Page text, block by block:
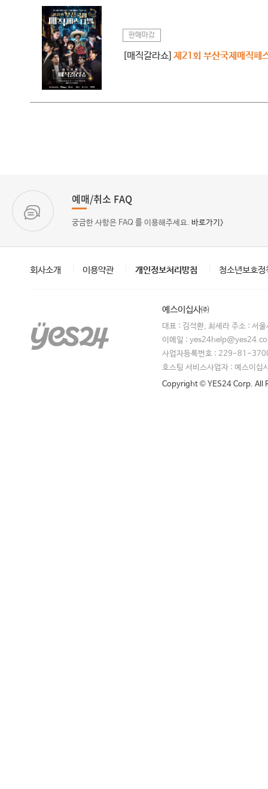
판매마감
[매직갈라쇼] 제21회 부산국제매직페
예매/취소 FAQ
궁금한 사항은 FAQ 를 이용해주세요. 바로가기>
회사소개 이용약관 개인정보처리방침 청소년보호정
예스이십사㈜
대표 : 김석환, 최세라 주소 : 서
이메일 :
사업자등록번호 : 229-81-
호스팅 서비스사업자 : 예스이십
Copyright © YES24 Corp. All